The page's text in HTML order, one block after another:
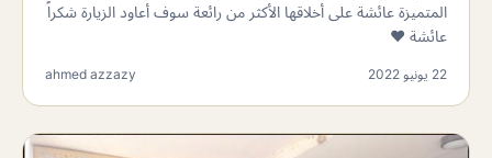
المتميزة عائشة على أخلاقها الأكثر من رائعة سوف أعاود الزيارة شكراً
عائشة ❤️
22 يونيو 2022 ahmed azzazy